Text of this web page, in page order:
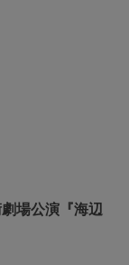
場公演『海辺